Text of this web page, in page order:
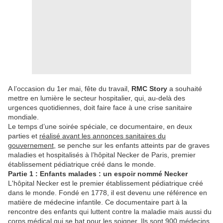
A l’occasion du 1er mai, fête du travail, RMC Story a souhaité
mettre en lumière le secteur hospitalier, qui, au-delà des
urgences quotidiennes, doit faire face à une crise sanitaire
mondiale.
Le temps d’une soirée spéciale, ce documentaire, en deux
parties et réalisé avant les annonces sanitaires du
gouvernement , se penche sur les enfants atteints par de graves
maladies et hospitalisés à l’hôpital Necker de Paris, premier
établissement pédiatrique créé dans le monde.
Partie 1 : Enfants malades : un espoir nommé Necker
L'hôpital Necker est le premier établissement pédiatrique créé
dans le monde. Fondé en 1778, il est devenu une référence en
matière de médecine infantile. Ce documentaire part à la
rencontre des enfants qui luttent contre la maladie mais aussi du
corps médical qui se bat pour les soigner. Ils sont 900 médecins